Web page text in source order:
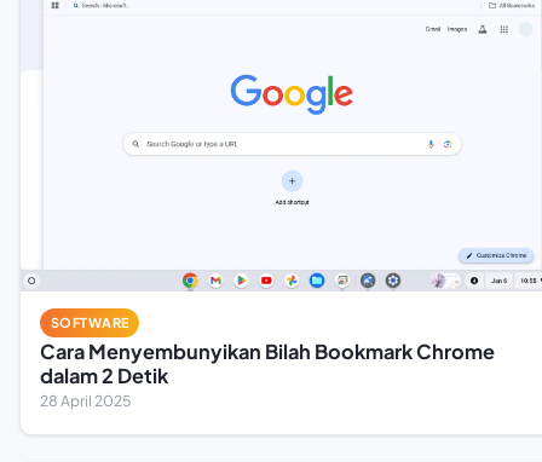
SOFTWARE
Cara Menyembunyikan Bilah Bookmark Chrome
dalam 2 Detik
28 April 2025